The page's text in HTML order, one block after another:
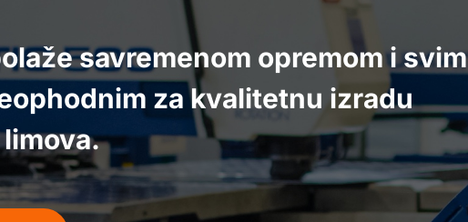
savremenom opremom i svim
za kvalitetnu izradu